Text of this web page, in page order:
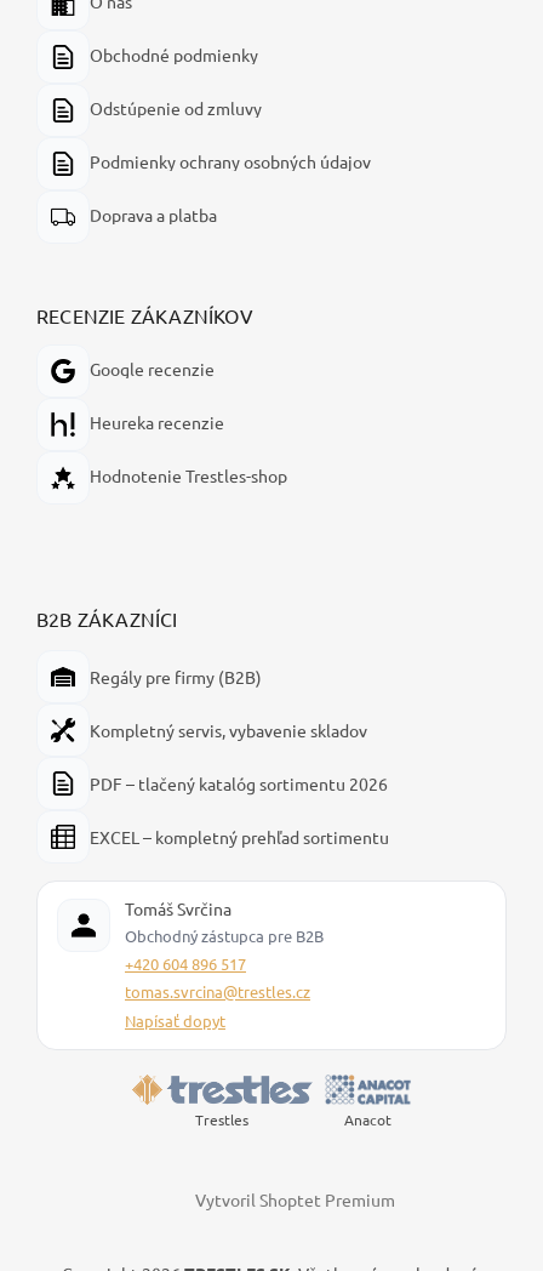
Obchodné podmienky
Odstúpenie od zmluvy
Podmienky ochrany osobných údajov
Doprava a platba
RECENZIE ZÁKAZNÍKOV
Google recenzie
Heureka recenzie
Hodnotenie Trestles-shop
B2B ZÁKAZNÍCI
Regály pre firmy (B2B)
Kompletný servis, vybavenie skladov
PDF – tlačený katalóg sortimentu 2026
EXCEL – kompletný prehľad sortimentu
Tomáš Svrčina
Obchodný zástupca pre B2B
+420 604 896 517
tomas.svrcina@trestles.cz
Napísať dopyt
Trestles Anacot
Vytvoril Shoptet Premium